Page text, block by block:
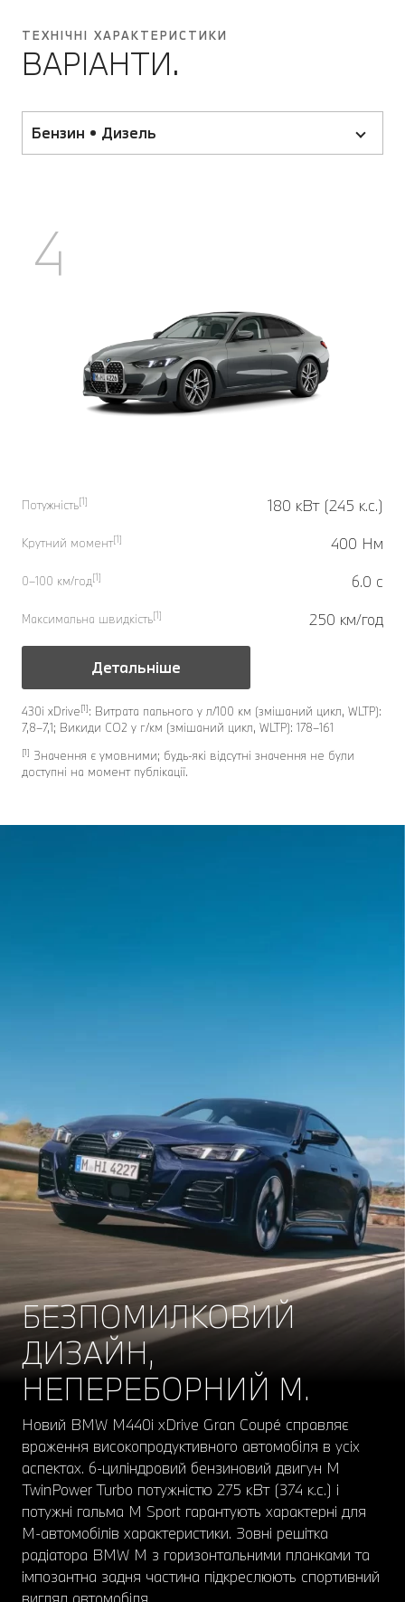
ТЕХНІЧНІ ХАРАКТЕРИСТИКИ
ВАРІАНТИ.
Бензин • Дизель
4
Потужність[1] 180 кВт (245 к.с.)
Крутний момент[1] 400 Нм
0–100 км/год[1] 6.0 с
Максимальна швидкість[1] 250 км/год
Детальніше
430i xDrive[1]: Витрата пального у л/100 км (змішаний цикл, WLTP):
7,8–7,1; Викиди CO2 у г/км (змішаний цикл, WLTP): 178–161
[1] Значення є умовними; будь-які відсутні значення не були
доступні на момент публікації.
БЕЗПОМИЛКОВИЙ
ДИЗАЙН,
НЕПЕРЕБОРНИЙ М.
Новий BMW M440i xDrive Gran Coupé справляє
враження високопродуктивного автомобіля в усіх
аспектах. 6-циліндровий бензиновий двигун M
TwinPower Turbo потужністю 275 кВт (374 к.с.) і
потужні гальма M Sport гарантують характерні для
M-автомобілів характеристики. Зовні решітка
радіатора BMW M з горизонтальними планками та
імпозантна задня частина підкреслюють спортивний
вигляд автомобіля.